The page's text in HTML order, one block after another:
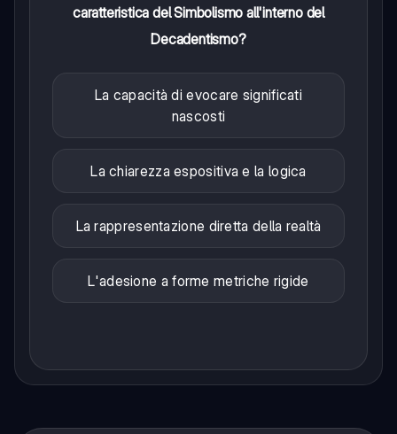
caratteristica del Simbolismo all'interno del
Decadentismo?
La capacità di evocare significati
nascosti
La chiarezza espositiva e la logica
La rappresentazione diretta della realtà
L'adesione a forme metriche rigide